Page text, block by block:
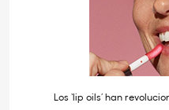
Los ‘lip oils’ han